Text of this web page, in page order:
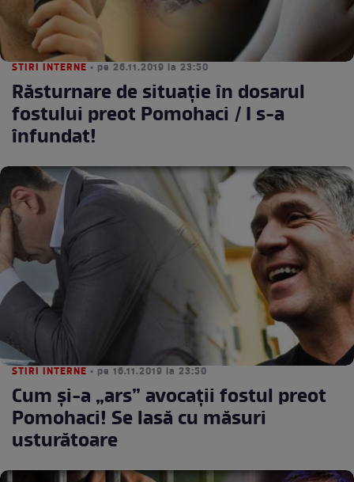
STIRI INTERNE • pe 26.11.2019 la 23:50
Răsturnare de situaţie în dosarul
fostului preot Pomohaci / I s-a
înfundat!
STIRI INTERNE • pe 16.11.2019 la 23:50
Cum şi-a „ars” avocaţii fostul preot
Pomohaci! Se lasă cu măsuri
usturătoare